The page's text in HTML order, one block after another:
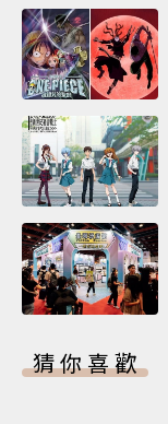
猜你喜歡